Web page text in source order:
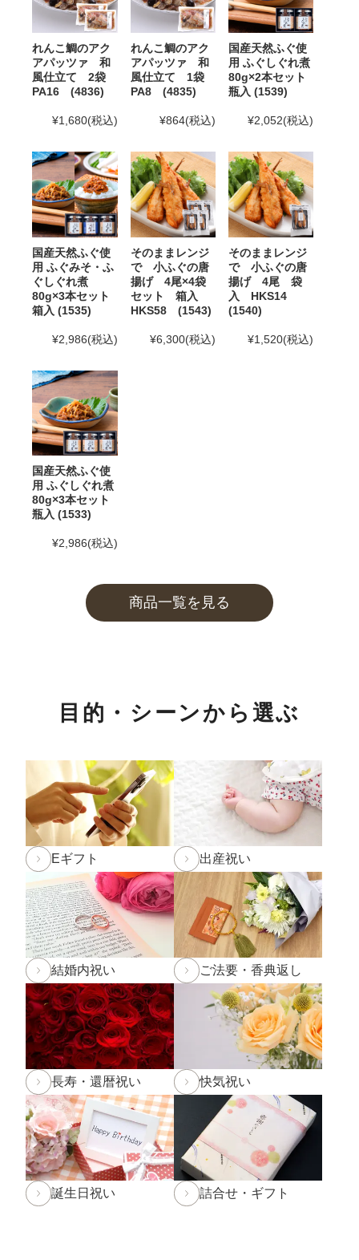
ご注文はお支払い方法変更、またはご注文キャンセ
ルのご案内を行う場合がございます。ご了承下さ
い。
2025年10月24日
「冬ギフト特集」開催中！11月末ま
2025年10月16日(木)まで
2025年7月29日 【お盆期間の発送に関するご案内】
お盆休みに伴い、下記の期間中はお荷物のご到着日とし
てお選びいただけません。
あらかじめご了承ください。
対象期間：2025年8月12日(火)～8月20日(水)
ご利用くださいませ。
2025年5月30日
2025年4月23日 【ゴールデンウィーク期間の営業に関
するご案内】
期間中ご注文を承りますが、フリーダイヤル、メール等
の返信は4月26日（土）～6日（火）の期間をお休みと
させていただきますのでご了承ください。
商品のお届けは5月10日(土)以降
めご了承ください。
2025年2月28日 大感謝祭「春のうまいもん」開催中！
2025年2月25日 【本店カフェのお知らせ】
春の新作パンケーキ「SHINWA抹茶パンケーキ 大田い
詳しくは
こちら
2025年2月22日 BSS山陰放送「JOY!＋」にて和田珍味
の「ふぐ味醂干」「ふぐ一夜干」 が紹介されました
2024年12月5日 実店舗の年末年始の営業時間について
年内発送受付は12月20日(金)11:59までとなります。
12
月20日(金)12:00以降のご注文は2025年1月10日(金)から
のお届けとなります。予めご了承下さい。
※もち・そば・かまぼこ商品の年内発送受付は12月13
日(金)までとなります。(予定よりも早く締め切る場合が
ございます。)
2024年11月1日和田珍味「冬ギフト特集」開催中！11
月末までのご注文・ご予約は送料半額！
2024年9月30日【重要】配送料改定のお知らせ
2024年8月30日 大感謝祭「秋のうまいもん」開催中！
2024年8月27日 【和田珍味本店・福乃和からのお知ら
せ[訂正]】
れんこ鯛のアク
アパッツァ 和
風仕立て 2袋
PA16 (4836)
¥1,680(税込)
れんこ鯛のアク
アパッツァ 和
風仕立て 1袋
PA8 (4835)
¥864(税込)
国産天然ふぐ使
用 ふぐしぐれ煮
80g×2本セット
瓶入 (1539)
¥2,052(税込)
国産天然ふぐ使
用 ふぐみそ・ふ
ぐしぐれ煮
80g×3本セット
箱入 (1535)
¥2,986(税込)
そのままレンジ
で 小ふぐの唐
揚げ 4尾×4袋
セット 箱入
HKS58 (1543)
¥6,300(税込)
そのままレンジ
で 小ふぐの唐
揚げ 4尾 袋
入 HKS14
(1540)
¥1,520(税込)
国産天然ふぐ使
用 ふぐしぐれ煮
80g×3本セット
瓶入 (1533)
¥2,986(税込)
商品一覧を見る
目的・シーンから選ぶ
Eギフト 出産祝い
結婚内祝い ご法要・香典返し
長寿・還暦祝い 快気祝い
誕生日祝い 詰合せ・ギフト